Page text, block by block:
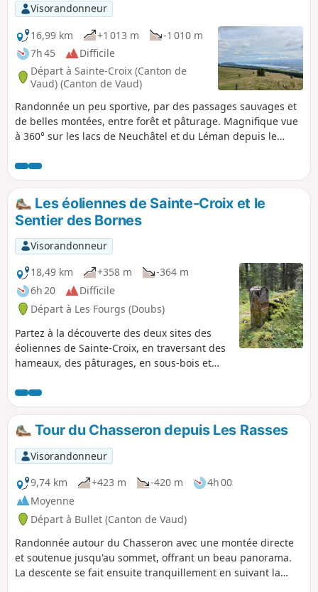
Visorandonneur
16,99 km
+1 013 m
-1 010 m
7h 45
Difficile
Départ à Sainte-Croix (Canton de
Vaud) (Canton de Vaud)
Randonnée un peu sportive, par des passages sauvages et
de belles montées, entre forêt et pâturage. Magnifique vue
à 360° sur les lacs de Neuchâtel et du Léman depuis le
(pierre d'énergie). Passerelles et escaliers au Saut de l'Eau.
Les éoliennes de Sainte-Croix et le
Sentier des Bornes
Visorandonneur
18,49 km
+358 m
-364 m
6h 20
Difficile
Départ à Les Fourgs (Doubs)
Partez à la découverte des deux sites des
éoliennes de Sainte-Croix, en traversant des
hameaux, des pâturages, en sous-bois et
au Mont des Cerfs (1280 m) et son gîte rural
puis vous faites un aller-retour pour voir le
gouffre du Creux des Neiges. Le retour se
fait par le Sentier des Bornes.
Tour du Chasseron depuis Les Rasses
Visorandonneur
9,74 km
+423 m -420 m
4h 00
Moyenne
Départ à Bullet (Canton de Vaud)
Randonnée autour du Chasseron avec une montée directe
et soutenue jusqu'au sommet, offrant un beau panorama.
La descente se fait ensuite tranquillement en suivant la